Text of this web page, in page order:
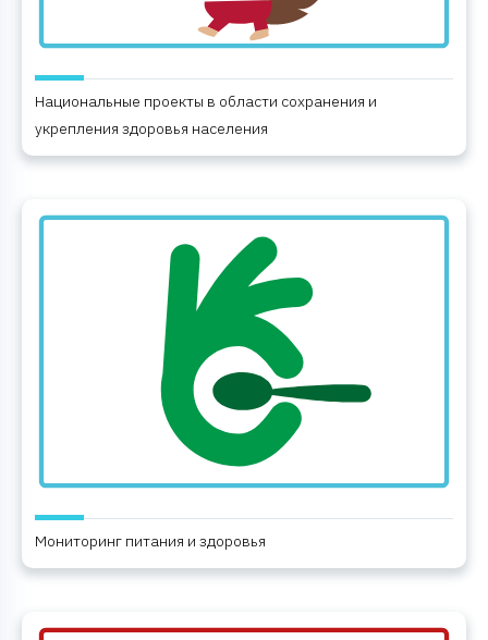
Национальные проекты в области сохранения и
укрепления здоровья населения
Мониторинг питания и здоровья